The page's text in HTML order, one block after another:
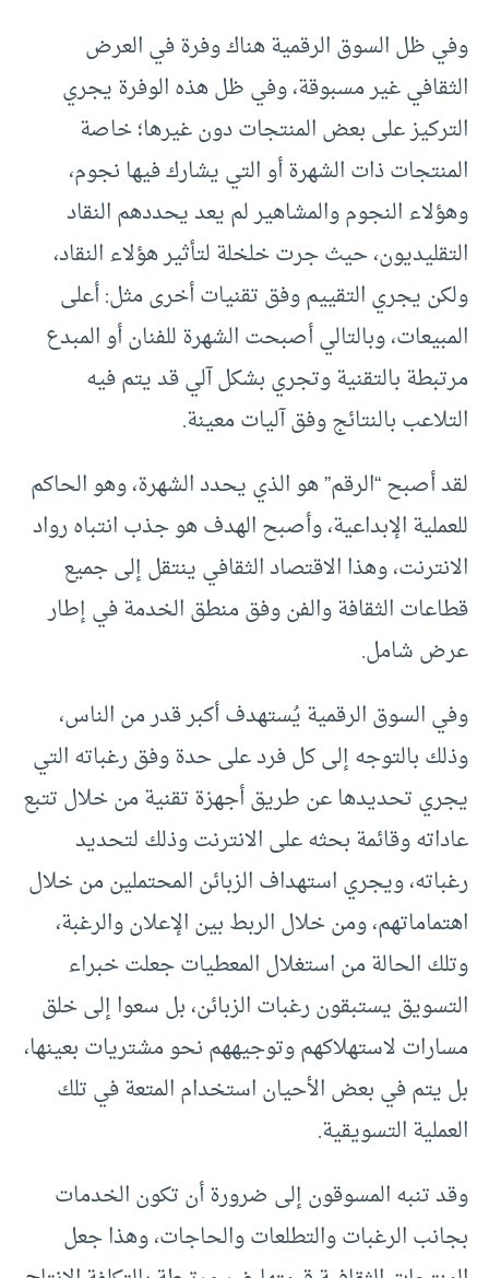
وفي ظل السوق الرقمية هناك وفرة في العرض
الثقافي غير مسبوقة، وفي ظل هذه الوفرة يجري
التركيز على بعض المنتجات دون غيرها؛ خاصة
المنتجات ذات الشهرة أو التي يشارك فيها نجوم،
وهؤلاء النجوم والمشاهير لم يعد يحددهم النقاد
التقليديون، حيث جرت خلخلة لتأثير هؤلاء النقاد،
ولكن يجري التقييم وفق تقنيات أخرى مثل: أعلى
المبيعات، وبالتالي أصبحت الشهرة للفنان أو المبدع
مرتبطة بالتقنية وتجري بشكل آلي قد يتم فيه
التلاعب بالنتائج وفق آليات معينة.
لقد أصبح “الرقم” هو الذي يحدد الشهرة، وهو الحاكم
للعملية الإبداعية، وأصبح الهدف هو جذب انتباه رواد
الانترنت، وهذا الاقتصاد الثقافي ينتقل إلى جميع
قطاعات الثقافة والفن وفق منطق الخدمة في إطار
عرض شامل.
وفي السوق الرقمية يُستهدف أكبر قدر من الناس،
وذلك بالتوجه إلى كل فرد على حدة وفق رغباته التي
يجري تحديدها عن طريق أجهزة تقنية من خلال تتبع
عاداته وقائمة بحثه على الانترنت وذلك لتحديد
رغباته، ويجري استهداف الزبائن المحتملين من خلال
اهتماماتهم، ومن خلال الربط بين الإعلان والرغبة،
وتلك الحالة من استغلال المعطيات جعلت خبراء
التسويق يستبقون رغبات الزبائن، بل سعوا إلى خلق
مسارات لاستهلاكهم وتوجيههم نحو مشتريات بعينها،
بل يتم في بعض الأحيان استخدام المتعة في تلك
العملية التسويقية.
وقد تنبه المسوقون إلى ضرورة أن تكون الخدمات
بجانب الرغبات والتطلعات والحاجات، وهذا جعل